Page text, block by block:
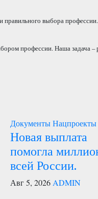
выбора
профессии. Наша задача –
ДокументыНацпроекты
Новая выплата
помогла
всей России.
Авг 5, 2026 ADMIN